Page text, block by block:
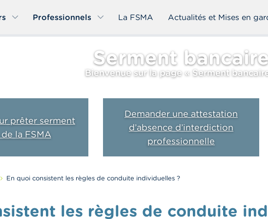
Professionnels La FSMA Actualités et Mises en
Serment
Bienvenue sur la page « Serment
prêter serment
la FSMA
Demander une attestation
d’absence d’interdiction
professionnelle
En quoi consistent les règles de conduite individuelles ?
les règles de conduite